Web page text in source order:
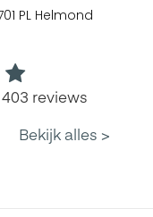
PL Helmond